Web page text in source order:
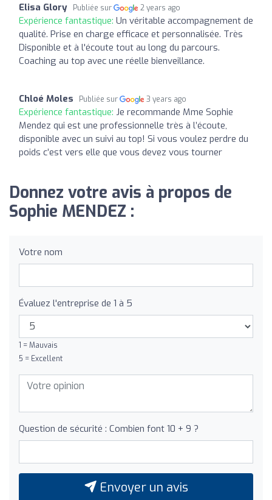
Elisa Glory Publiée sur 2 years ago
Expérience fantastique: Un véritable accompagnement de
qualité. Prise en charge efficace et personnalisée. Très
Disponible et à l'écoute tout au long du parcours.
Coaching au top avec une réelle bienveillance.
Chloé Moles Publiée sur 3 years ago
Expérience fantastique: Je recommande Mme Sophie
Mendez qui est une professionnelle très à l’écoute,
disponible avec un suivi au top! Si vous voulez perdre du
poids c’est vers elle que vous devez vous tourner
Donnez votre avis à propos de
Sophie MENDEZ :
Votre nom
Évaluez l'entreprise de 1 à 5
1 = Mauvais
5 = Excellent
Question de sécurité : Combien font 10 + 9 ?
Envoyer un avis